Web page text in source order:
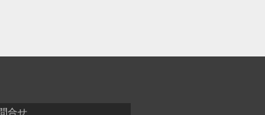
合せ